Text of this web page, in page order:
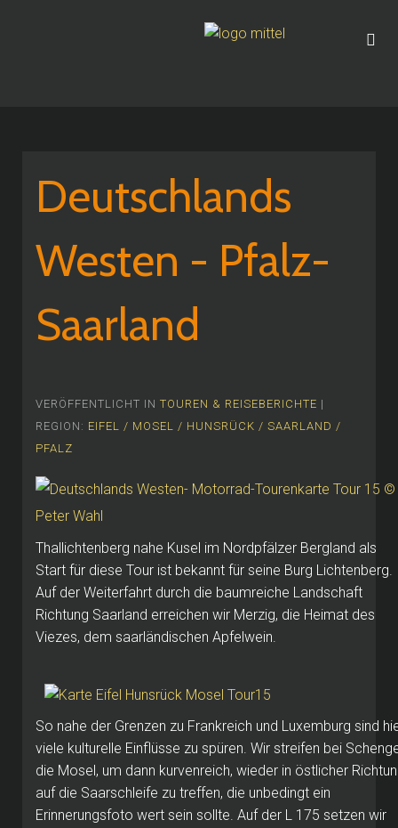
Deutschlands
Westen - Pfalz-
Saarland
VERÖFFENTLICHT IN TOUREN & REISEBERICHTE |
REGION: EIFEL / MOSEL / HUNSRÜCK / SAARLAND /
PFALZ
Thallichtenberg nahe Kusel im Nordpfälzer Bergland als
Start für diese Tour ist bekannt für seine Burg Lichtenberg.
Auf der Weiterfahrt durch die baumreiche Landschaft
Richtung Saarland erreichen wir Merzig, die Heimat des
Viezes, dem saarländischen Apfelwein.
So nahe der Grenzen zu Frankreich und Luxemburg sind
viele kulturelle Einflüsse zu spüren. Wir streifen bei
die Mosel, um dann kurvenreich, wieder in östlicher
auf die Saarschleife zu treffen, die unbedingt ein
Erinnerungsfoto wert sein sollte. Auf der L 175 setzen wir